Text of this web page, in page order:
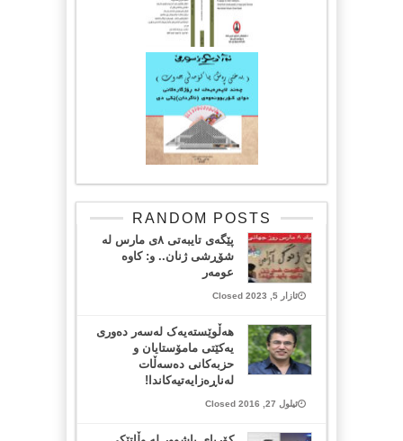
RANDOM POSTS
پێگەی تایبەتی ٨ی مارس لە
شۆڕشی ژنان.. و: کاوە
عومەر
ئازار 5, 2023 Closed
هەڵوێستەیەک لەسەر دەوری
یەکێتی مامۆستایان و
حزبەکانی دەسەڵات
لەناڕەزایەتیەکاندا!
ئیلول 27, 2016 Closed